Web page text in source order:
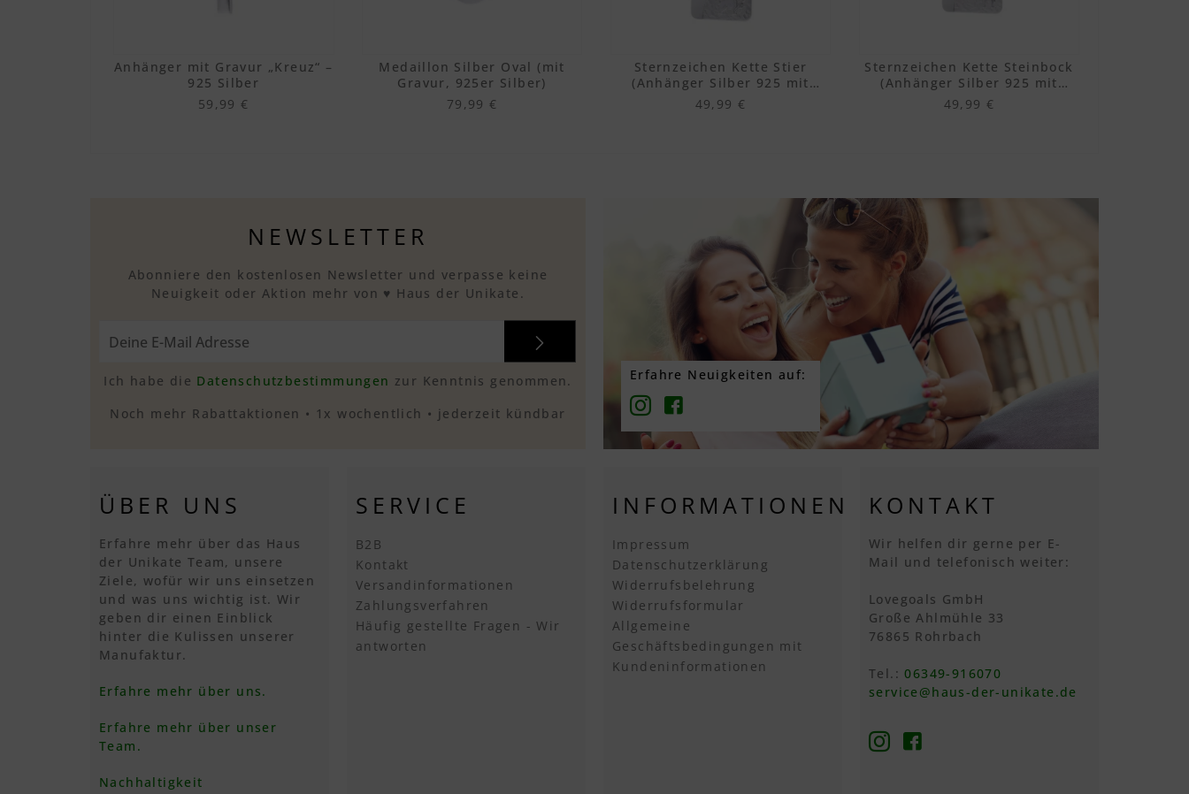
Anhänger mit Gravur „Kreuz“ –
925 Silber
59,99 €
Medaillon Silber Oval (mit
Gravur, 925er Silber)
79,99 €
Sternzeichen Kette Stier
(Anhänger Silber 925 mit
Gravur)
49,99 €
Sternzeichen Kette Steinbock
(Anhänger Silber 925 mit
Gravur)
49,99 €
NEWSLETTER
Abonniere den kostenlosen Newsletter und verpasse keine
Neuigkeit oder Aktion mehr von ♥ Haus der Unikate.
Ich habe die Datenschutzbestimmungen zur Kenntnis genommen.
Noch mehr Rabattaktionen • 1x wochentlich • jederzeit kündbar
Erfahre Neuigkeiten auf:
ÜBER UNS
Erfahre mehr über das Haus
der Unikate Team, unsere
Ziele, wofür wir uns einsetzen
und was uns wichtig ist. Wir
geben dir einen Einblick
hinter die Kulissen unserer
Manufaktur.
Erfahre mehr über uns.
Erfahre mehr über unser
Team.
Nachhaltigkeit
SERVICE
B2B
Kontakt
Versandinformationen
Zahlungsverfahren
Häufig gestellte Fragen - Wir
antworten
INFORMATIONEN
Impressum
Datenschutzerklärung
Widerrufsbelehrung
Widerrufsformular
Allgemeine
Geschäftsbedingungen mit
Kundeninformationen
KONTAKT
Wir helfen dir gerne per E-
Mail und telefonisch weiter:
Lovegoals GmbH
Große Ahlmühle 33
76865 Rohrbach
Tel.:06349-916070
service@haus-der-unikate.de